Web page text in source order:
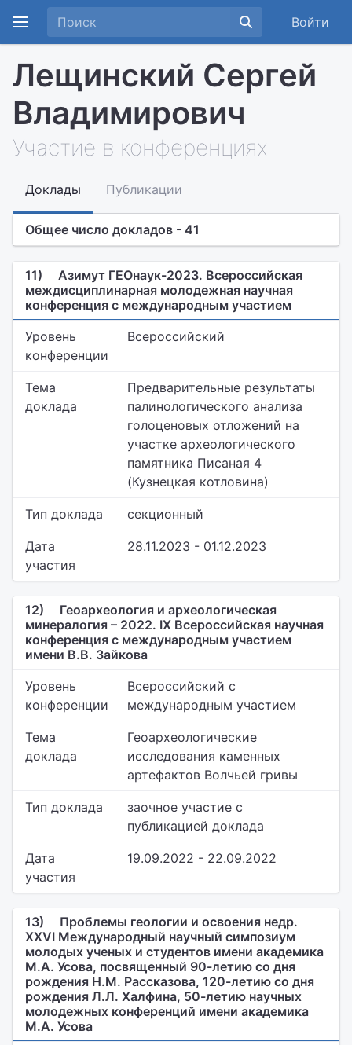
Войти
Лещинский Сергей
Владимирович
Участие в конференциях
Доклады Публикации
Общее число докладов - 41
11)
Азимут ГЕОнаук-2023. Всероссийская
междисциплинарная молодежная научная
конференция с международным участием
Уровень
конференции
Всероссийский
Тема
доклада
Предварительные результаты
палинологического анализа
голоценовых отложений на
участке археологического
памятника Писаная 4
(Кузнецкая котловина)
Тип доклада секционный
Дата
участия
28.11.2023 - 01.12.2023
12)
Геоархеология и археологическая
минералогия – 2022. IX Всероссийская научная
конференция с международным участием
имени В.В. Зайкова
Уровень
конференции
Всероссийский с
международным участием
Тема
доклада
Геоархеологические
исследования каменных
артефактов Волчьей гривы
Тип доклада
заочное участие с
публикацией доклада
Дата
участия
19.09.2022 - 22.09.2022
13)
Проблемы геологии и освоения недр.
XXVI Международный научный симпозиум
молодых ученых и студентов имени академика
М.А. Усова, посвященный 90-летию со дня
рождения Н.М. Рассказова, 120-летию со дня
рождения Л.Л. Халфина, 50-летию научных
молодежных конференций имени академика
М.А. Усова